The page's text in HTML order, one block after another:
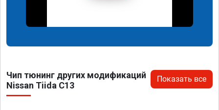
Чип тюнинг других модификаций
Nissan Tiida C13
Показать все